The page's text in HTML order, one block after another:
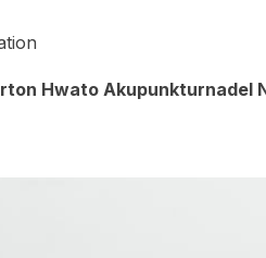
Hwato Akupunkturnadel